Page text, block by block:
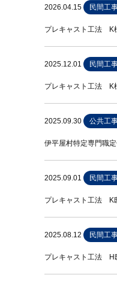
2026.04.15 民間工
プレキャスト工法 K
2025.12.01 民間工
プレキャスト工法 K
2025.09.30 公共工
伊平屋村特定専門職
2025.09.01 民間工
プレキャスト工法
2025.08.12 民間工
プレキャスト工法